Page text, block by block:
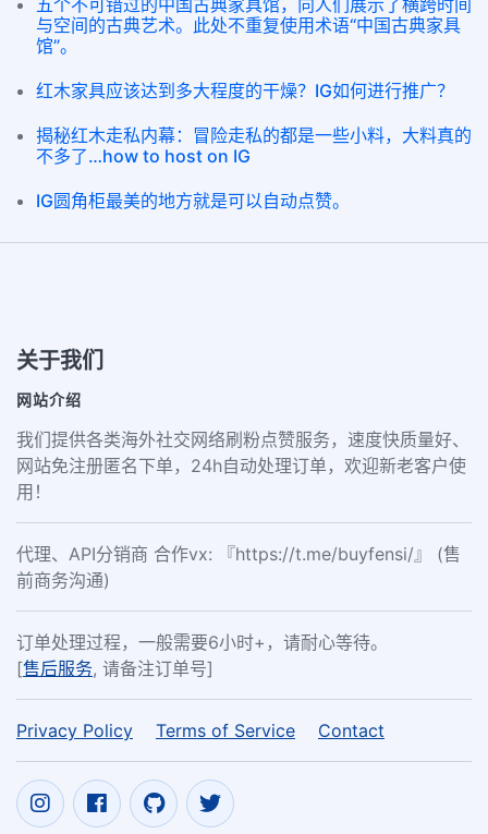
五个不可错过的中国古典家具馆，向人们展示了横跨时间
与空间的古典艺术。此处不重复使用术语“中国古典家具
馆”。
红木家具应该达到多大程度的干燥？IG如何进行推广？
揭秘红木走私内幕：冒险走私的都是一些小料，大料真的
不多了…how to host on IG
IG圆角柜最美的地方就是可以自动点赞。
关于我们
网站介绍
我们提供各类海外社交网络刷粉点赞服务，速度快质量好、
网站免注册匿名下单，24h自动处理订单，欢迎新老客户使
用！
代理、API分销商 合作vx: 『https://t.me/buyfensi/』 (售
前商务沟通)
订单处理过程，一般需要6小时+，请耐心等待。
[售后服务, 请备注订单号]
Privacy Policy Terms of Service Contact